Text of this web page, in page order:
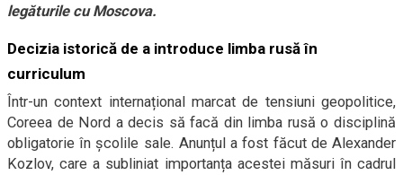
legăturile cu Moscova.
Decizia istorică de a introduce limba rusă în
curriculum
Într-un context internațional marcat de tensiuni geopolitice,
Coreea de Nord a decis să facă din limba rusă o disciplină
obligatorie în școlile sale. Anunțul a fost făcut de Alexander
Kozlov, care a subliniat importanța acestei măsuri în cadrul